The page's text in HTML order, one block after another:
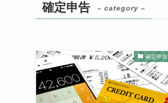
確定申告 – category –
確定申告